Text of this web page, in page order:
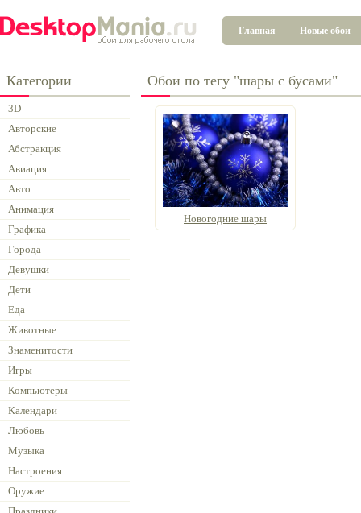
Главная Новые обои
Категории
3D
Авторские
Абстракция
Авиация
Авто
Анимация
Графика
Города
Девушки
Дети
Еда
Животные
Знаменитости
Игры
Компьютеры
Календари
Любовь
Музыка
Настроения
Оружие
Обои по тегу "шары с бусами"
Новогодние шары